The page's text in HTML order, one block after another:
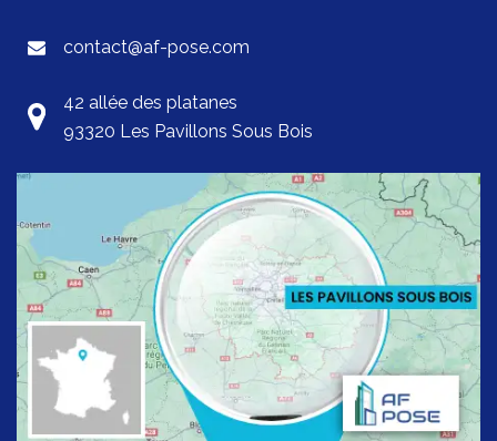
contact@af-pose.com
42 allée des platanes
93320 Les Pavillons Sous Bois